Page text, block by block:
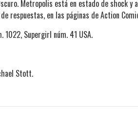
Metropolis está en estado de shock y
respuestas, en las páginas de Action
1022, Supergirl núm. 41 USA.
Stott.